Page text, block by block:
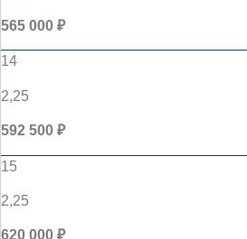
565 000 ₽
14
2,25
592 500 ₽
15
2,25
620 000 ₽